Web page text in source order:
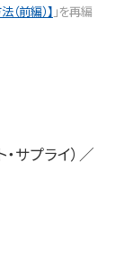
前編）】 」を再編
サプライ）／